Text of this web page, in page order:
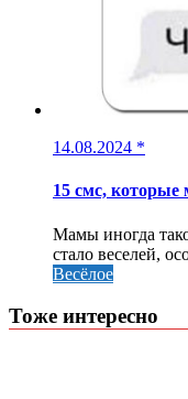
14.08.2024 *
15 смс, которые
Мамы иногда
стало веселей,
Весёлое
Тоже интересно